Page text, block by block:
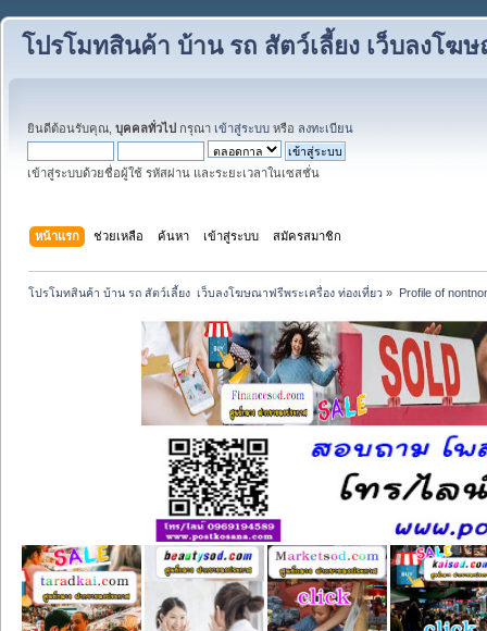
โปรโมทสินค้า บ้าน รถ สัตว์เลี้ยง เว็บลงโฆ
ยินดีต้อนรับคุณ, บุคคลทั่วไป กรุณา เข้าสู่ระบบ หรือ ลงทะเบียน
เข้าสู่ระบบด้วยชื่อผู้ใช้ รหัสผ่าน และระยะเวลาในเซสชั่น
หน้าแรก ช่วยเหลือ ค้นหา เข้าสู่ระบบ สมัครสมาชิก
โปรโมทสินค้า บ้าน รถ สัตว์เลี้ยง  เว็บลงโฆษณาฟรีพระเครื่อง ท่องเที่ยว » Profile of